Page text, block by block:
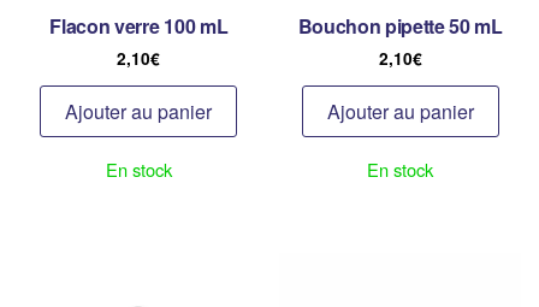
Flacon verre 100 mL
2,10€
Ajouter au panier
En stock
Bouchon pipette 50 mL
2,10€
Ajouter au panier
En stock